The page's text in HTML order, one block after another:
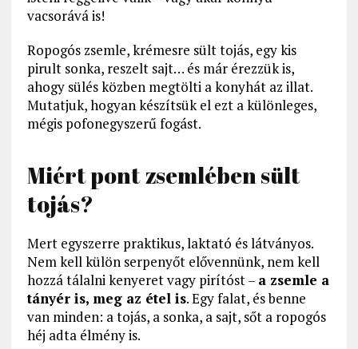
vacsorává is!
Ropogós zsemle, krémesre sült tojás, egy kis
pirult sonka, reszelt sajt… és már érezzük is,
ahogy sülés közben megtölti a konyhát az illat.
Mutatjuk, hogyan készítsük el ezt a különleges,
mégis pofonegyszerű fogást.
Miért pont zsemlében sült
tojás?
Mert egyszerre praktikus, laktató és látványos.
Nem kell külön serpenyőt elővennünk, nem kell
hozzá tálalni kenyeret vagy pirítóst – a zsemle a
tányér is, meg az étel is. Egy falat, és benne
van minden: a tojás, a sonka, a sajt, sőt a ropogós
héj adta élmény is.